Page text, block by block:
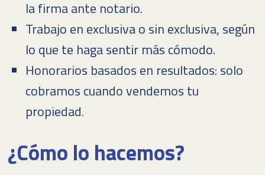
la firma ante notario.
Trabajo en exclusiva o sin exclusiva, según
lo que te haga sentir más cómodo.
Honorarios basados en resultados: solo
cobramos cuando vendemos tu
propiedad.
¿Cómo lo hacemos?